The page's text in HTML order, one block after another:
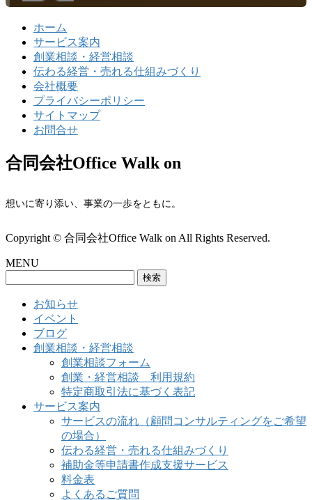
ホーム
サービス案内
創業相談・経営相談
伝わる経営・売れる仕組みづくり
会社概要
プライバシーポリシー
サイトマップ
お問合せ
合同会社Office Walk on
想いに寄り添い、事業の一歩をともに。
Copyright © 合同会社Office Walk on All Rights Reserved.
MENU
お知らせ
イベント
ブログ
創業相談・経営相談
創業相談フォーム
創業・経営相談 利用規約
特定商取引法に基づく表記
サービス案内
サービスの流れ（顧問コンサルティングをご希望
の場合）
伝わる経営・売れる仕組みづくり
補助金等申請書作成支援サービス
料金表
よくあるご質問